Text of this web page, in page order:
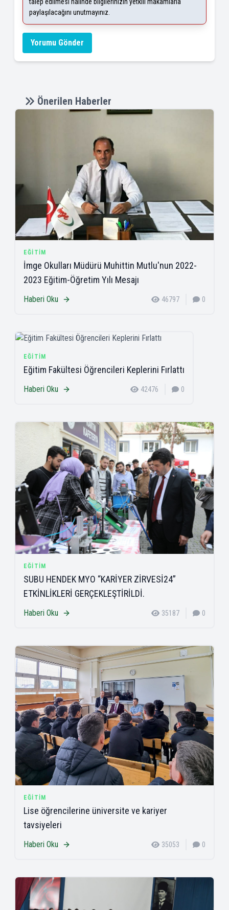
talep edilmesi halinde bilgilerinizin yetkili makamlarla
paylaşılacağını unutmayınız.
Yorumu Gönder
Önerilen Haberler
EĞITIM
İmge Okulları Müdürü Muhittin Mutlu'nun 2022-
2023 Eğitim-Öğretim Yılı Mesajı
Haberi Oku 46797 0
EĞITIM
Eğitim Fakültesi Öğrencileri Keplerini Fırlattı
Haberi Oku 42476 0
EĞITIM
SUBU HENDEK MYO “KARİYER ZİRVESİ24”
ETKİNLİKLERİ GERÇEKLEŞTİRİLDİ.
Haberi Oku 35187 0
EĞITIM
Lise öğrencilerine üniversite ve kariyer
tavsiyeleri
Haberi Oku 35053 0